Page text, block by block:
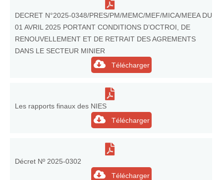
DECRET N°2025-0348/PRES/PM/MEMC/MEF/MICA/MEEA DU
01 AVRIL 2025 PORTANT CONDITIONS D’OCTROI, DE
RENOUVELLEMENT ET DE RETRAIT DES AGREMENTS
DANS LE SECTEUR MINIER
Télécharger
Les rapports finaux des NIES
Télécharger
Décret Nº 2025-0302
Télécharger